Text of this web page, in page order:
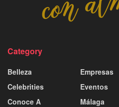
Category
Belleza
Celebrities
Conoce A
Empresas
Eventos
Málaga